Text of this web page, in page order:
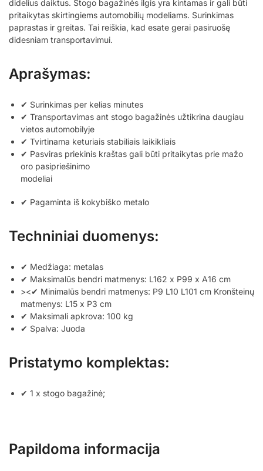
didelius daiktus. Stogo bagažinės ilgis yra kintamas ir gali būti
pritaikytas skirtingiems automobilių modeliams. Surinkimas
paprastas ir greitas. Tai reiškia, kad esate gerai pasiruošę
didesniam transportavimui.
Aprašymas:
✔ Surinkimas per kelias minutes
✔ Transportavimas ant stogo bagažinės užtikrina daugiau
vietos automobilyje
✔ Tvirtinama keturiais stabiliais laikikliais
✔ Pasviras priekinis kraštas gali būti pritaikytas prie mažo
oro pasipriešinimo
modeliai
✔ Pagaminta iš kokybiško metalo
Techniniai duomenys:
✔ Medžiaga: metalas
✔ Maksimalūs bendri matmenys: L162 x P99 x A16 cm
><✔ Minimalūs bendri matmenys: P9 L10 L101 cm Kronšteinų
matmenys: L15 x P3 cm
✔ Maksimali apkrova: 100 kg
✔ Spalva: Juoda
Pristatymo komplektas:
✔ 1 x stogo bagažinė;
Papildoma informacija